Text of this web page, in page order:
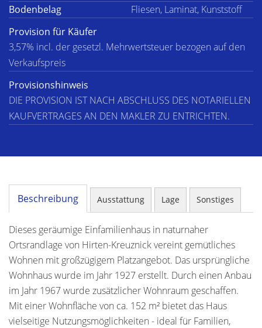
Bodenbelag
Fliesen, Laminat, Kunststoff
Provision für Käufer
3,57% incl. der gesetzl. Mehrwertsteuer bezogen auf den
Verkaufspreis
Provisionshinweis
DIE PROVISION IST NACH ABSCHLUSS DES NOTARIELLEN
KAUFVERTRAGES AN DEN MAKLER ZU ENTRICHTEN.
Beschreibung Ausstattung Lage Sonstiges
Dieses geräumige Einfamilienhaus in naturnaher
Ortsrandlage von Hirten-Kreuznick vereint gemütliches
Wohnen mit großzügigem Platzangebot. Das ursprüngliche
Wohnhaus wurde im Jahr 1927 erstellt. Durch einen Anbau
im Jahr 1967 wurde zusätzlicher Wohnraum geschaffen.
Mit einer Wohnfläche von ca. 152 m² bietet das Haus
vielseitige Nutzungsmöglichkeiten - ideal für Familien,